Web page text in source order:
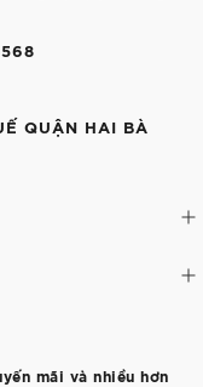
QUẬN HAI BÀ
mãi và nhiều hơn